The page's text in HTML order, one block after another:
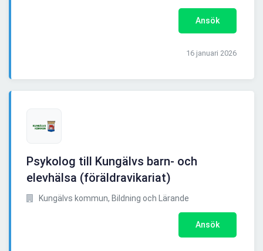
Ansök
16 januari 2026
Psykolog till Kungälvs barn- och
elevhälsa (föräldravikariat)
Kungälvs kommun, Bildning och Lärande
Ansök